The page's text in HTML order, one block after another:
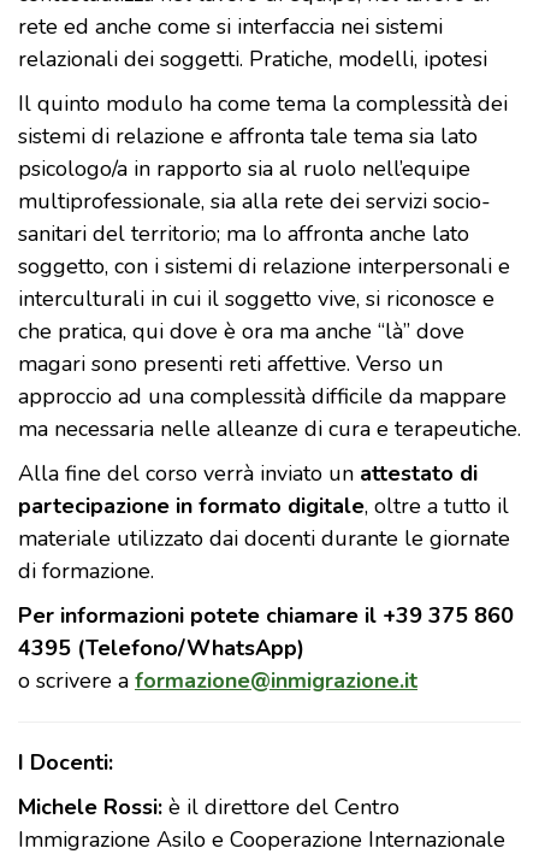
rete ed anche come si interfaccia nei sistemi
relazionali dei soggetti. Pratiche, modelli, ipotesi
Il quinto modulo ha come tema la complessità dei
sistemi di relazione e affronta tale tema sia lato
psicologo/a in rapporto sia al ruolo nell’equipe
multiprofessionale, sia alla rete dei servizi socio-
sanitari del territorio; ma lo affronta anche lato
soggetto, con i sistemi di relazione interpersonali e
interculturali in cui il soggetto vive, si riconosce e
che pratica, qui dove è ora ma anche “là” dove
magari sono presenti reti affettive. Verso un
approccio ad una complessità difficile da mappare
ma necessaria nelle alleanze di cura e terapeutiche.
Alla fine del corso verrà inviato un attestato di
partecipazione in formato digitale, oltre a tutto il
materiale utilizzato dai docenti durante le giornate
di formazione.
Per informazioni potete chiamare il +39 375 860
4395 (Telefono/WhatsApp)
o scrivere a formazione@inmigrazione.it
I Docenti:
Michele Rossi: è il direttore del Centro
Immigrazione Asilo e Cooperazione Internazionale